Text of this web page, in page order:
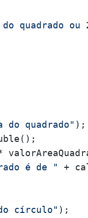
quadrado
quadrado" );
é de " +
círculo" );